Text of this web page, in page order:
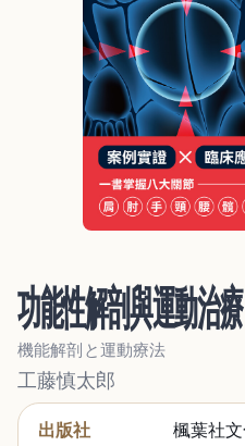
功能性解剖與運動治
機能解剖と運動療法
工藤慎太郎
出版社
楓葉社